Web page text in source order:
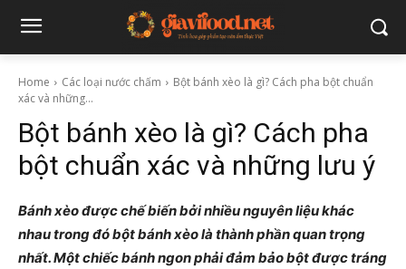
Home Các loại nước chấm
Bột bánh xèo là gì? Cách pha bột chuẩn
xác và những...
Bột bánh xèo là gì? Cách pha
bột chuẩn xác và những lưu ý
Bánh xèo được chế biến bởi nhiều nguyên liệu khác
nhau trong đó bột bánh xèo là thành phần quan trọng
nhất. Một chiếc bánh ngon phải đảm bảo bột được tráng